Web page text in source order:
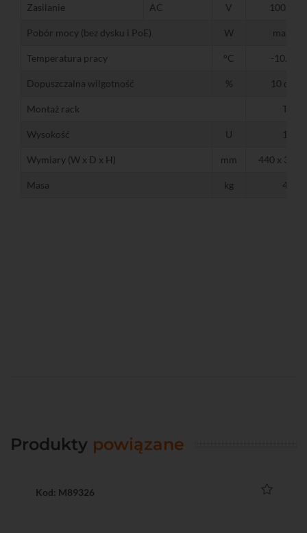
Zasilanie AC V
Pobór mocy (bez dysku i PoE) W max. 30
Temperatura pracy °C -10...+55
Dopuszczalna wilgotność % 10 do 90
Montaż rack Tak
Wysokość U 1,5
Wymiary (W x D x H) mm 440 x 391
Masa kg 4,8
Produkty powiązane
Kod: M89326